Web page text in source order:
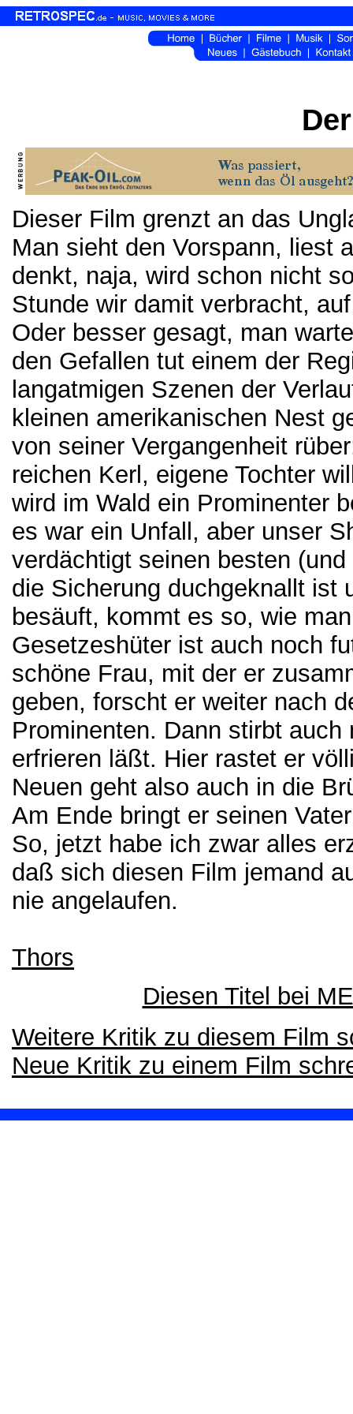
Dieser Film grenzt an das
Man sieht den Vorspann, liest
denkt, naja, wird schon nicht
Stunde wir damit verbracht,
Oder besser gesagt, man
den Gefallen tut einem der
langatmigen Szenen der
kleinen amerikanischen Nest
von seiner Vergangenheit
reichen Kerl, eigene Tochter
wird im Wald ein Prominenter
es war ein Unfall, aber unser
verdächtigt seinen besten
die Sicherung duchgeknallt ist
besäuft, kommt es so, wie
Gesetzeshüter ist auch noch
schöne Frau, mit der er
geben, forscht er weiter nach
Prominenten. Dann stirbt
erfrieren läßt. Hier rastet er
Neuen geht also auch in die
Am Ende bringt er seinen
So, jetzt habe ich zwar alles
daß sich diesen Film jemand
nie angelaufen.
Thors
Diesen Titel bei
Weitere Kritik zu diesem Film
Neue Kritik zu einem Film